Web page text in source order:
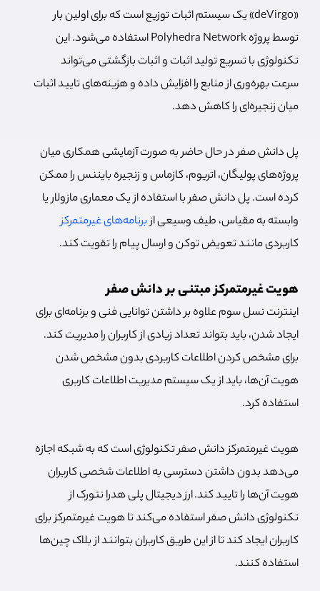
«deVirgo» یک سیستم اثبات توزیع است که برای اولین بار
توسط پروژه Polyhedra Network استفاده می‌شود. این
تکنولوژی با تسریع تولید اثبات و اثبات بازگشتی می‌تواند
سرعت بهره‌وری از منابع را افزایش داده و هزینه‌های تایید اثبات
میان زنجیره‌ای را کاهش دهد.
پل دانش صفر در حال حاضر به صورت آزمایشی همکاری میان
پروژه‌های پولیگان، اتریوم، کازماس و زنجیره بایننس را ممکن
کرده است. پل دانش صفر با استفاده از یک معماری مازولار یا
وابسته به مقیاس، طیف وسیعی ازبرنامه‎‌های غیرمتمرکز
کاربردی مانند تعویض توکن و ارسال پیام را تقویت کند.
هویت غیرمتمرکز مبتنی بر دانش صفر
اینترنت نسل سوم علاوه بر داشتن توانایی فنی و برنامه‌ای برای
ایجاد شدن، باید بتواند تعداد زیادی از کاربران را مدیریت کند.
برای مشخص کردن اطلاعات کاربردی بدون مشخص شدن
هویت آن‌ها، باید از یک سیستم مدیریت اطلاعات کاربری
استفاده کرد.
هویت غیرمتمرکز دانش صفر تکنولوژی است که به شبکه اجازه
می‌دهد بدون داشتن دسترسی به اطلاعات شخصی کاربران
هویت آن‌ها را تایید کند.ارز دیجیتال پلی هدرا نتورک از
تکنولوژی دانش صفر استفاده می‌کند تا هویت غیرمتمرکز برای
کاربران ایجاد کند تا از این طریق کاربران بتوانند از بلاک چین‌ها
استفاده کنند.